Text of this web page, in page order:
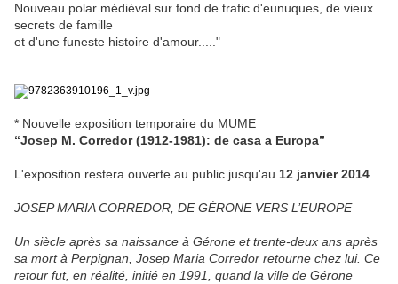
Nouveau polar médiéval sur fond de trafic d'eunuques, de vieux
secrets de famille
et d'une funeste histoire d'amour....."
* Nouvelle exposition temporaire du MUME
“Josep M. Corredor (1912-1981): de casa a Europa”
L'exposition restera ouverte au public jusqu'au 12 janvier 2014
JOSEP MARIA CORREDOR, DE GÉRONE VERS L’EUROPE
Un siècle après sa naissance à Gérone et trente-deux ans après
sa mort à Perpignan, Josep Maria Corredor retourne chez lui. Ce
retour fut, en réalité, initié en 1991, quand la ville de Gérone